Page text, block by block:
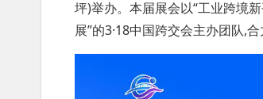
坪)举办。本届展会以“工业跨境
展”的3·18中国跨交会主办团队,